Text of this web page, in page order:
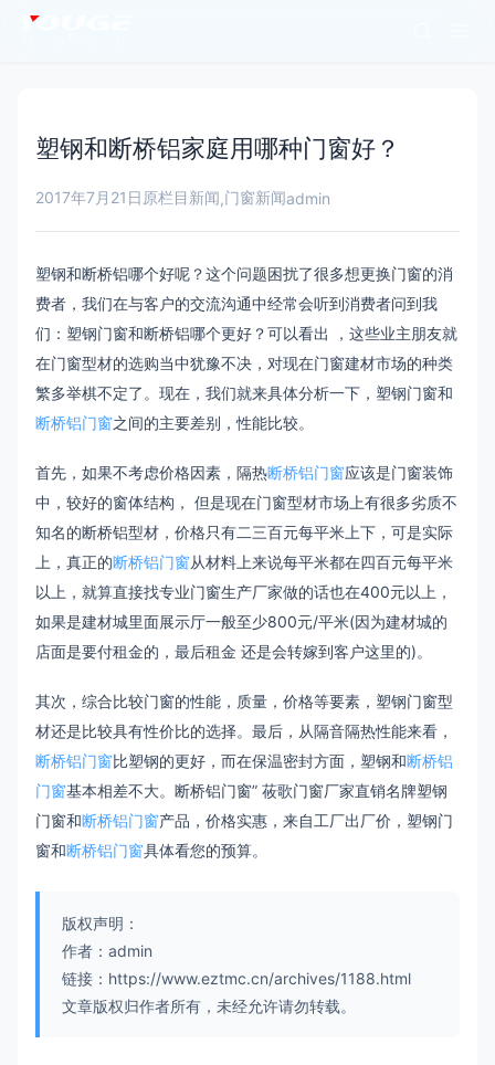
塑钢和断桥铝家庭用哪种门窗好？
2017年7月21日 原栏目新闻,门窗新闻admin
塑钢和断桥铝哪个好呢？这个问题困扰了很多想更换门窗的消
费者，我们在与客户的交流沟通中经常会听到消费者问到我
们：塑钢门窗和断桥铝哪个更好？可以看出 ，这些业主朋友就
在门窗型材的选购当中犹豫不决，对现在门窗建材市场的种类
繁多举棋不定了。现在，我们就来具体分析一下，塑钢门窗和
断桥铝门窗之间的主要差别，性能比较。
首先，如果不考虑价格因素，隔热断桥铝门窗应该是门窗装饰
中，较好的窗体结构， 但是现在门窗型材市场上有很多劣质不
知名的断桥铝型材，价格只有二三百元每平米上下，可是实际
上，真正的断桥铝门窗从材料上来说每平米都在四百元每平米
以上，就算直接找专业门窗生产厂家做的话也在400元以上，
如果是建材城里面展示厅一般至少800元/平米(因为建材城的
店面是要付租金的，最后租金 还是会转嫁到客户这里的)。
其次，综合比较门窗的性能，质量，价格等要素，塑钢门窗型
材还是比较具有性价比的选择。最后，从隔音隔热性能来看，
断桥铝门窗比塑钢的更好，而在保温密封方面，塑钢和断桥铝
门窗基本相差不大。断桥铝门窗” 莜歌门窗厂家直销名牌塑钢
门窗和断桥铝门窗产品，价格实惠，来自工厂出厂价，塑钢门
窗和断桥铝门窗具体看您的预算。
版权声明：
作者：admin
链接：https://www.eztmc.cn/archives/1188.html
文章版权归作者所有，未经允许请勿转载。